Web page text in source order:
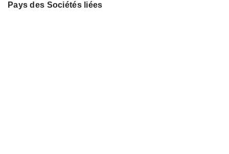
Pays des Sociétés liées